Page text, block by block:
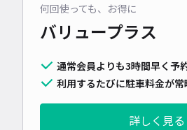
何回使っても、お得に
バリュープラス
通常会員よりも3時間早く予
利用するたびに駐車料金が
詳しく見る